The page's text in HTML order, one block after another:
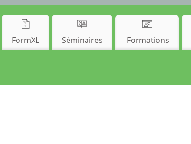
FormXL Séminaires Formations